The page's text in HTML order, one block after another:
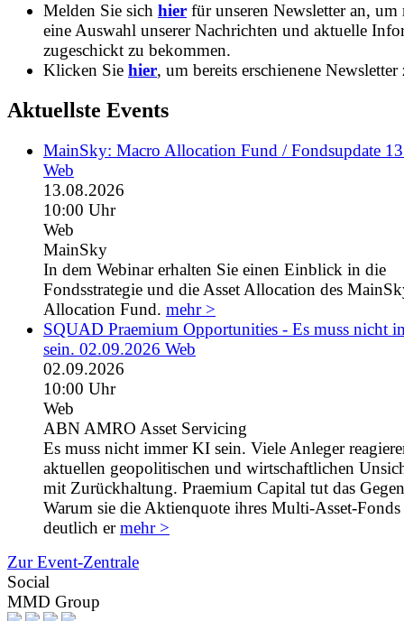
Melden Sie sich hier für unseren Newsletter an, um
eine Auswahl unserer Nachrichten und aktuelle
zugeschickt zu bekommen.
Klicken Sie hier, um bereits erschienene Newsletter
Aktuellste Events
MainSky: Macro Allocation Fund / Fondsupdate
Web
13.08.2026
10:00 Uhr
Web
MainSky
In dem Webinar erhalten Sie einen Einblick in die
Fondsstrategie und die Asset Allocation des
Allocation Fund. mehr >
SQUAD Praemium Opportunities - Es muss nicht
sein. 02.09.2026 Web
02.09.2026
10:00 Uhr
Web
ABN AMRO Asset Servicing
Es muss nicht immer KI sein. Viele Anleger
aktuellen geopolitischen und wirtschaftlichen
mit Zurückhaltung. Praemium Capital tut das
Warum sie die Aktienquote ihres Multi-Asset-Fonds
deutlich ermehr >
Zur Event-Zentrale
Social
MMD Group